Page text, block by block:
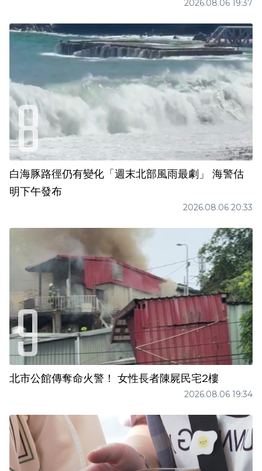
2026.08.06 19:37
白海豚路徑仍有變化「週末北部風雨最劇」 海警估
明下午發布
2026.08.06 20:33
北市公館傳奪命火警！ 女性長者陳屍民宅2樓
2026.08.06 19:34